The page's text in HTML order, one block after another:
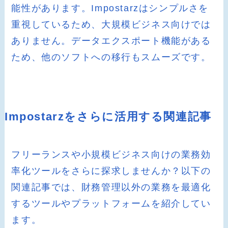
能性があります。Impostarzはシンプルさを
重視しているため、大規模ビジネス向けでは
ありません。データエクスポート機能がある
ため、他のソフトへの移行もスムーズです。
Impostarzをさらに活用する関連記事
フリーランスや小規模ビジネス向けの業務効
率化ツールをさらに探求しませんか？以下の
関連記事では、財務管理以外の業務を最適化
するツールやプラットフォームを紹介してい
ます。